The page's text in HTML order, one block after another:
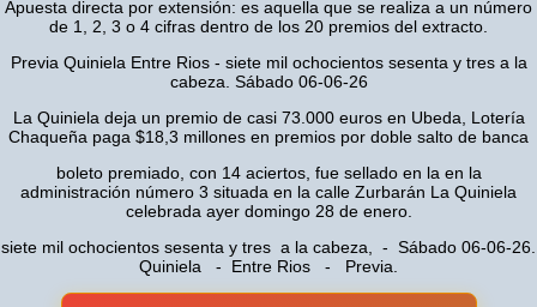
Apuesta directa por extensión: es aquella que se realiza a un número
de 1, 2, 3 o 4 cifras dentro de los 20 premios del extracto.
Previa Quiniela Entre Rios - siete mil ochocientos sesenta y tres a la
cabeza. Sábado 06-06-26
La Quiniela deja un premio de casi 73.000 euros en Ubeda, Lotería
Chaqueña paga $18,3 millones en premios por doble salto de banca
boleto premiado, con 14 aciertos, fue sellado en la en la
administración número 3 situada en la calle Zurbarán La Quiniela
celebrada ayer domingo 28 de enero.
siete mil ochocientos sesenta y tres a la cabeza, - Sábado 06-06-26.
Quiniela - Entre Rios - Previa.